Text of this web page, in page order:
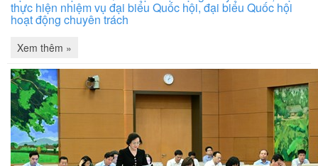
thực hiện nhiệm vụ đại biểu Quốc hội, đại biểu Quốc hội
hoạt động chuyên trách
Xem thêm »